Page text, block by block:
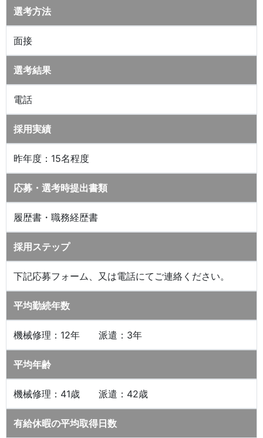
選考方法
面接
選考結果
電話
採用実績
昨年度：15名程度
応募・選考時提出書類
履歴書・職務経歴書
採用ステップ
下記応募フォーム、又は電話にてご連絡ください。
平均勤続年数
機械修理：12年 派遣：3年
平均年齢
機械修理：41歳 派遣：42歳
有給休暇の平均取得日数